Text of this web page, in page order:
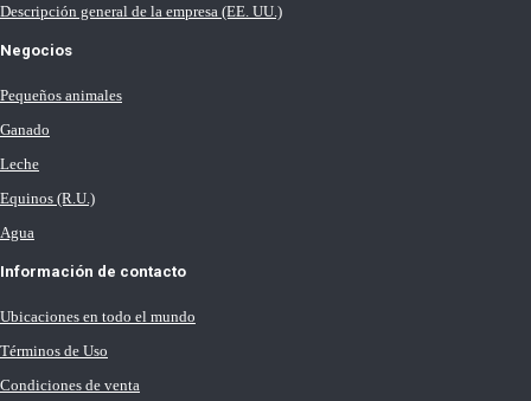
Descripción general de la empresa (EE. UU.)
Negocios
Pequeños animales
Ganado
Leche
Equinos (R.U.)
Agua
Información de contacto
Ubicaciones en todo el mundo
Términos de Uso
Condiciones de venta